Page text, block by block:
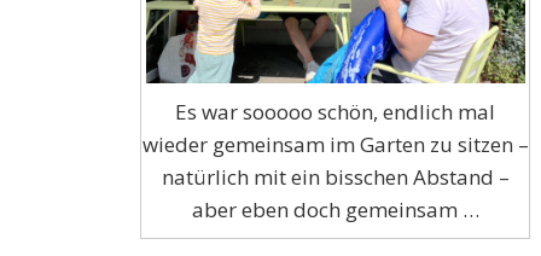
Es war sooooo schön, endlich mal
wieder gemeinsam im Garten zu sitzen –
natürlich mit ein bisschen Abstand –
aber eben doch gemeinsam …